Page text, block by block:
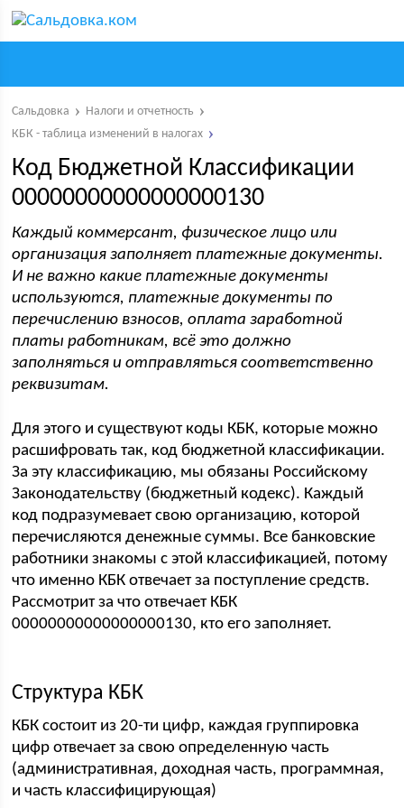
Сальдовка
Налоги и отчетность
КБК - таблица изменений в налогах
Код Бюджетной Классификации
00000000000000000130
Каждый коммерсант, физическое лицо или
организация заполняет платежные документы.
И не важно какие платежные документы
используются, платежные документы по
перечислению взносов, оплата заработной
платы работникам, всё это должно
заполняться и отправляться соответственно
реквизитам.
Для этого и существуют коды КБК, которые можно
расшифровать так, код бюджетной классификации.
За эту классификацию, мы обязаны Российскому
Законодательству (бюджетный кодекс). Каждый
код подразумевает свою организацию, которой
перечисляются денежные суммы. Все банковские
работники знакомы с этой классификацией, потому
что именно КБК отвечает за поступление средств.
Рассмотрит за что отвечает КБК
00000000000000000130, кто его заполняет.
Структура КБК
КБК состоит из 20-ти цифр, каждая группировка
цифр отвечает за свою определенную часть
(административная, доходная часть, программная,
и часть классифицирующая)